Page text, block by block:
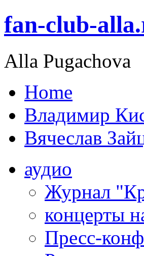
fan-club-
Alla Pugachova
Home
Владимир
Вячеслав
аудио
Журнал
концерты
Пресс-